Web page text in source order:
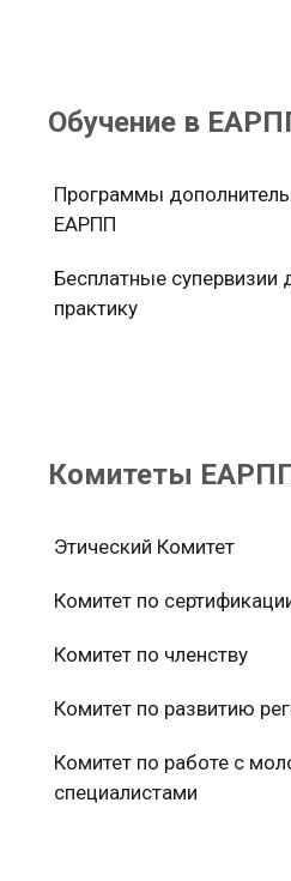
Обучение в
Программы
ЕАРПП
Бесплатные
практику
Комитеты
Этический Комитет
Комитет по
Комитет по членству
Комитет по развитию
Комитет по работе с
специалистами